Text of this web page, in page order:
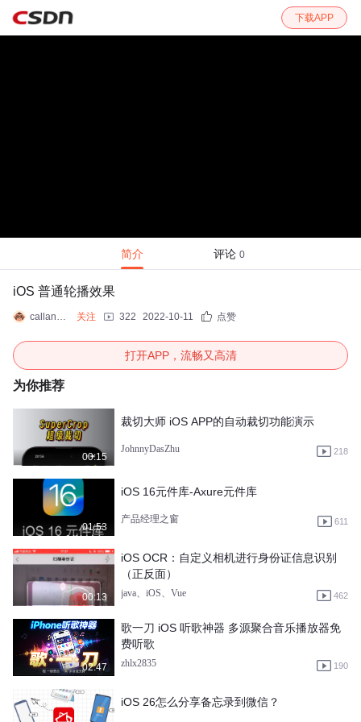
下载APP
简介 评论 0
iOS 普通轮播效果
callanhan 关注 322 2022-10-11 点赞
打开APP，流畅又高清
为你推荐
00:15
裁切大师 iOS APP的自动裁切功能演示
JohnnyDasZhu 218
01:53
iOS 16元件库-Axure元件库
产品经理之窗 611
00:13
iOS OCR：自定义相机进行身份证信息识别
（正反面）
java、iOS、Vue 462
02:47
歌一刀 iOS 听歌神器 多源聚合音乐播放器免
费听歌
zhlx2835 190
iOS 26怎么分享备忘录到微信？